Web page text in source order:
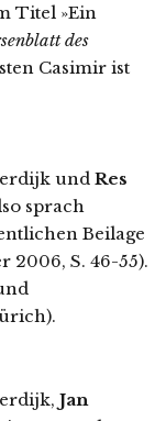
Titel »Ein
des
Casimir ist
und Res
sprach
Beilage
2006, S. 46-55).
Jan